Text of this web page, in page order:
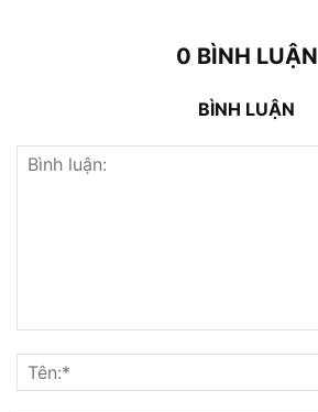
0 BÌNH LUẬN
BÌNH LUẬN